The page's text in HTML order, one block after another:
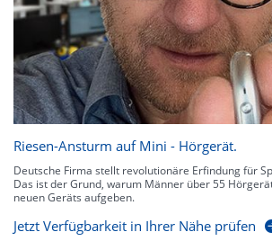
Riesen-Ansturm auf Mini - Hörgerät.
Deutsche Firma stellt revolutionäre Erfindung für
Das ist der Grund, warum Männer über 55
neuen Geräts aufgeben.
Jetzt Verfügbarkeit in Ihrer Nähe prüfen